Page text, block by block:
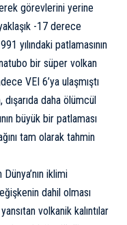
görevlerini yerine
-17 derece
yılındaki patlamasının
bir süper volkan
VEI 6’ya ulaşmıştı
daha ölümcül
büyük bir patlaması
tam olarak tahmin
iklimi
dahil olması
volkanik kalıntılar